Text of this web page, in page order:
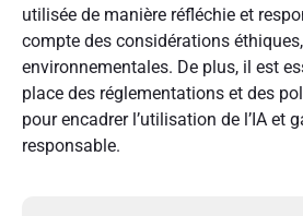
utilisée de manière réfléchie et
compte des considérations
environnementales. De plus, il est
place des réglementations et des
pour encadrer l’utilisation de l’IA et
responsable.